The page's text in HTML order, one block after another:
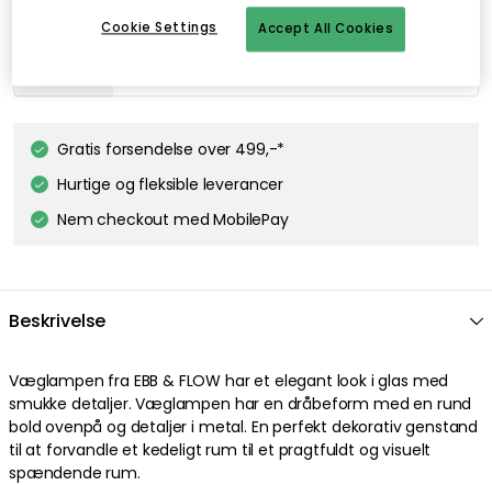
TALA
Gratis forsendelse over 499,-*
Hurtige og fleksible leverancer
Nem checkout med MobilePay
Beskrivelse
Væglampen fra EBB & FLOW har et elegant look i glas med
smukke detaljer. Væglampen har en dråbeform med en rund
bold ovenpå og detaljer i metal. En perfekt dekorativ genstand
til at forvandle et kedeligt rum til et pragtfuldt og visuelt
spændende rum.
Accept All Cookies
Cookie Settings